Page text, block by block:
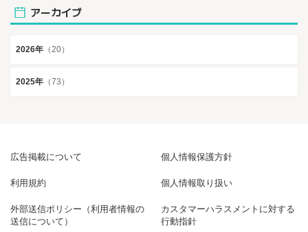
アーカイブ
2026年 （20）
2025年 （73）
広告掲載について 個人情報保護方針
利用規約 個人情報取り扱い
外部送信ポリシー（利用者情報の
送信について）
カスタマーハラスメントに対する
行動指針